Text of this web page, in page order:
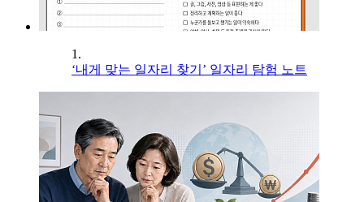
1.
‘내게 맞는 일자리 찾기’ 일자리 탐험 노트